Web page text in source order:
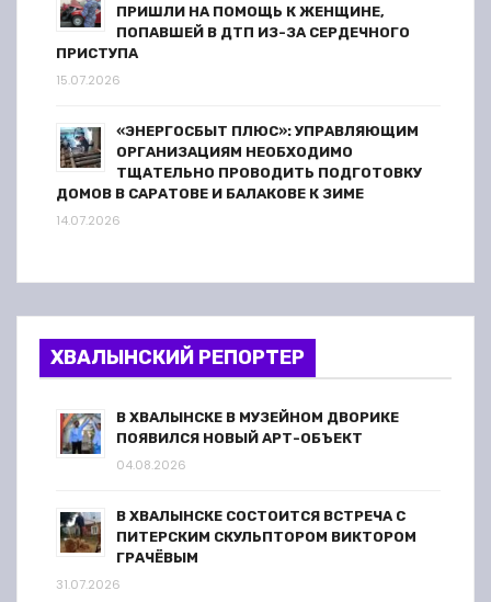
ПРИШЛИ НА ПОМОЩЬ К ЖЕНЩИНЕ,
ПОПАВШЕЙ В ДТП ИЗ-ЗА СЕРДЕЧНОГО
ПРИСТУПА
15.07.2026
«ЭНЕРГОСБЫТ ПЛЮС»: УПРАВЛЯЮЩИМ
ОРГАНИЗАЦИЯМ НЕОБХОДИМО
ТЩАТЕЛЬНО ПРОВОДИТЬ ПОДГОТОВКУ
ДОМОВ В САРАТОВЕ И БАЛАКОВЕ К ЗИМЕ
14.07.2026
ХВАЛЫНСКИЙ РЕПОРТЕР
В ХВАЛЫНСКЕ В МУЗЕЙНОМ ДВОРИКЕ
ПОЯВИЛСЯ НОВЫЙ АРТ-ОБЪЕКТ
04.08.2026
В ХВАЛЫНСКЕ СОСТОИТСЯ ВСТРЕЧА С
ПИТЕРСКИМ СКУЛЬПТОРОМ ВИКТОРОМ
ГРАЧЁВЫМ
31.07.2026